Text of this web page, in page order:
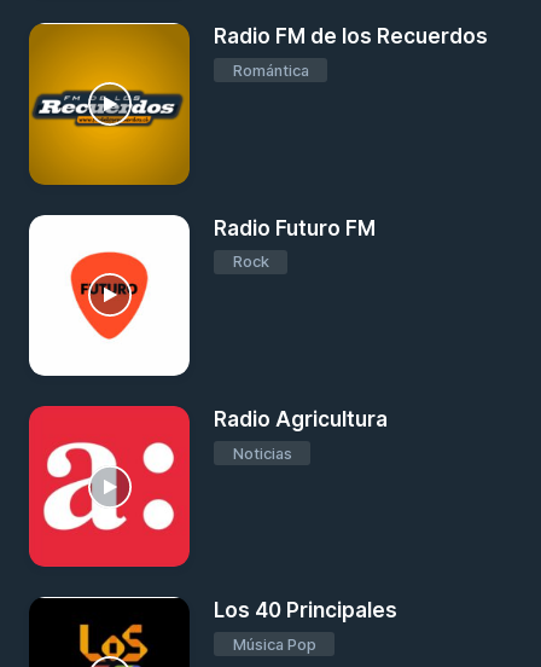
Radio FM de los Recuerdos
Romántica
Radio Futuro FM
Rock
Radio Agricultura
Noticias
Los 40 Principales
Música Pop